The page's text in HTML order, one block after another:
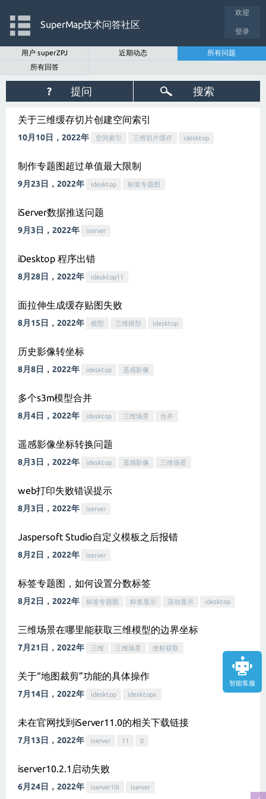
智能客服
欢迎
登录
SuperMap技术问答社区
用户 superZPJ 近期动态
所有问题
所有回答
? 提问 搜索
关于三维缓存切片创建空间索引
10月10日，2022年 空间索引 三维切片缓存 idesktop
制作专题图超过单值最大限制
9月23日，2022年 idesktop 标签专题图
iServer数据推送问题
9月3日，2022年 iserver
iDesktop 程序出错
8月28日，2022年 idesktop11
面拉伸生成缓存贴图失败
8月15日，2022年 模型 三维模型 idesktop
历史影像转坐标
8月8日，2022年 idesktop 遥感影像
多个s3m模型合并
8月4日，2022年 idesktop 三维场景 合并
遥感影像坐标转换问题
8月3日，2022年 idesktop 遥感影像 三维场景
web打印失败错误提示
8月3日，2022年 iserver
Jaspersoft Studio自定义模板之后报错
8月2日，2022年 iserver
标签专题图，如何设置分数标签
8月2日，2022年 标签专题图 标签显示 流动显示 idesktop
三维场景在哪里能获取三维模型的边界坐标
7月21日，2022年 三维 三维场景 坐标获取
关于“地图裁剪”功能的具体操作
7月14日，2022年 idesktop idesktopx
未在官网找到iServer11.0的相关下载链接
7月13日，2022年 iserver 11 0
iserver10.2.1启动失败
6月24日，2022年 iserver10i iserver